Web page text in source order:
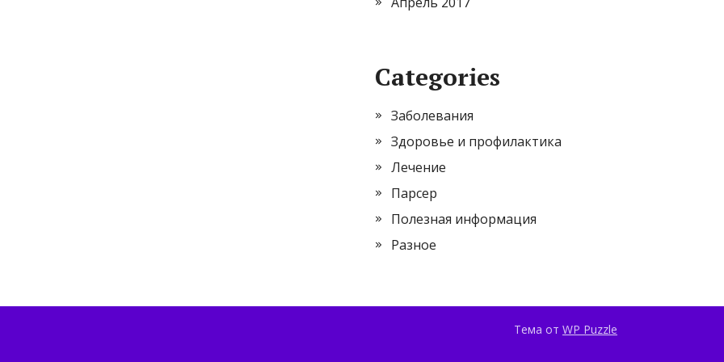
Categories
Заболевания
Здоровье и профилактика
Лечение
Парсер
Полезная информация
Разное
Тема от WP Puzzle